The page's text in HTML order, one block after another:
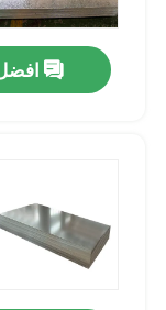
منتجات
معلومات عنا